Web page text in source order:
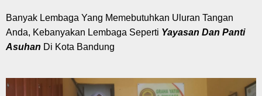
Banyak Lembaga Yang Memebutuhkan Uluran Tangan
Anda, Kebanyakan Lembaga Seperti Yayasan Dan Panti
Asuhan Di Kota Bandung